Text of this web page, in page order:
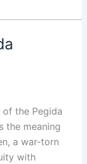
of the Pegida
the meaning
a war-torn
with